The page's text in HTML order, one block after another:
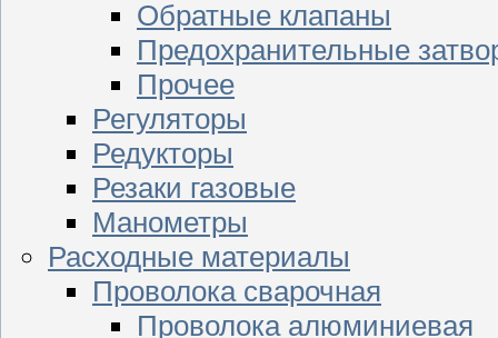
Обратные клапаны
Предохранительные
Прочее
Регуляторы
Редукторы
Резаки газовые
Манометры
Расходные материалы
Проволока сварочная
Проволока алюминиевая